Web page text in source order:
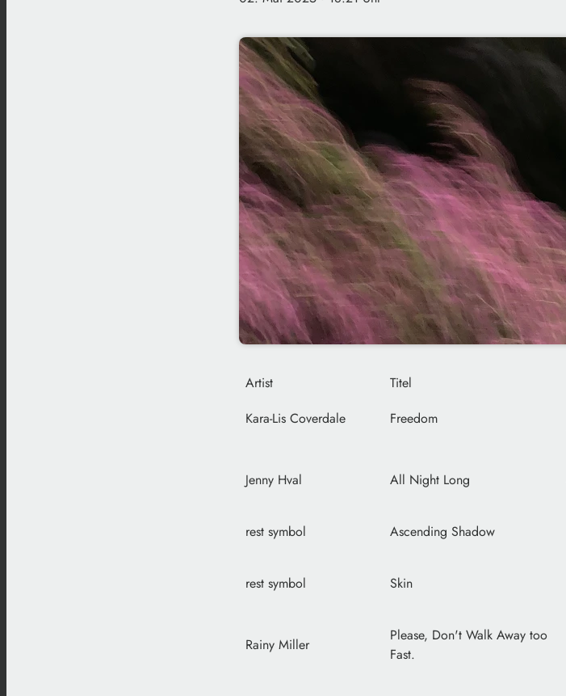
Artist Titel
Kara-Lis Coverdale
Freedom
Jenny Hval All Night Long
rest symbol Ascending Shadow
rest symbol Skin
Rainy Miller
Please, Don't Walk Away too
Fast.